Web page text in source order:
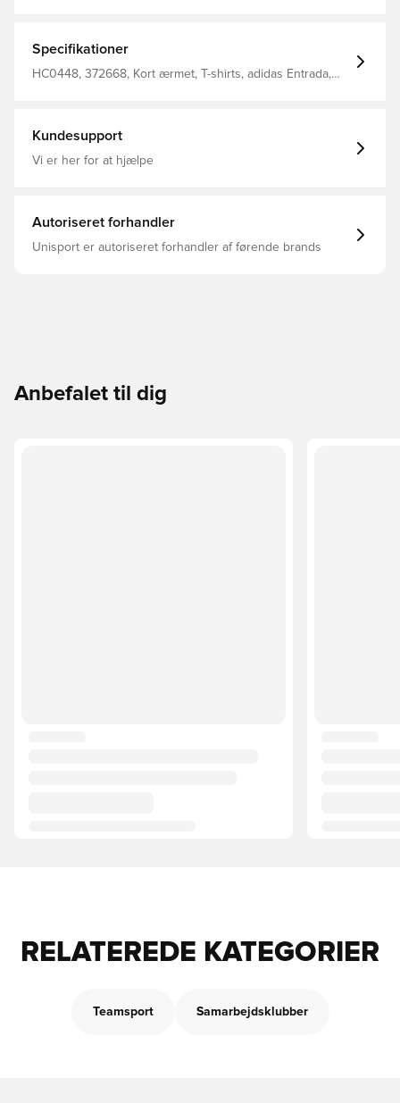
Specifikationer
HC0448, 372668, Kort ærmet, T-shirts, adidas Entrada,
Kundesupport
Vi er her for at hjælpe
Autoriseret forhandler
Unisport er autoriseret forhandler af førende brands
Anbefalet til dig
RELATEREDE KATEGORIER
Teamsport Samarbejdsklubber